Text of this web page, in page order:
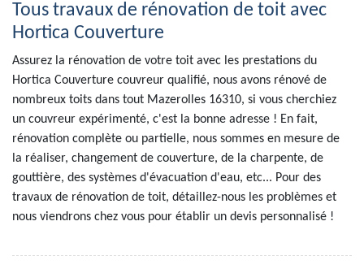
Tous travaux de rénovation de toit avec
Hortica Couverture
Assurez la rénovation de votre toit avec les prestations du
Hortica Couverture couvreur qualifié, nous avons rénové de
nombreux toits dans tout Mazerolles 16310, si vous cherchiez
un couvreur expérimenté, c'est la bonne adresse ! En fait,
rénovation complète ou partielle, nous sommes en mesure de
la réaliser, changement de couverture, de la charpente, de
gouttière, des systèmes d'évacuation d'eau, etc... Pour des
travaux de rénovation de toit, détaillez-nous les problèmes et
nous viendrons chez vous pour établir un devis personnalisé !